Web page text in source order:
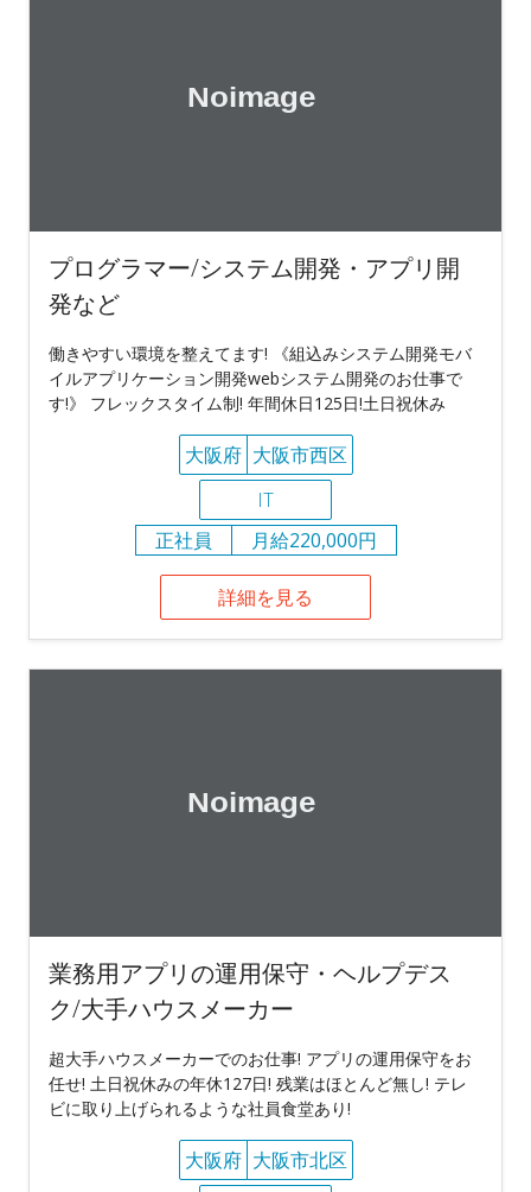
プログラマー/システム開発・アプリ開
発など
働きやすい環境を整えてます! 《組込みシステム開発モバ
イルアプリケーション開発webシステム開発のお仕事で
す!》 フレックスタイム制! 年間休日125日!土日祝休み
大阪府 大阪市西区
IT
正社員
月給220,000円
詳細を見る
業務用アプリの運用保守・ヘルプデス
ク/大手ハウスメーカー
超大手ハウスメーカーでのお仕事! アプリの運用保守をお
任せ! 土日祝休みの年休127日! 残業はほとんど無し! テレ
ビに取り上げられるような社員食堂あり!
大阪府 大阪市北区